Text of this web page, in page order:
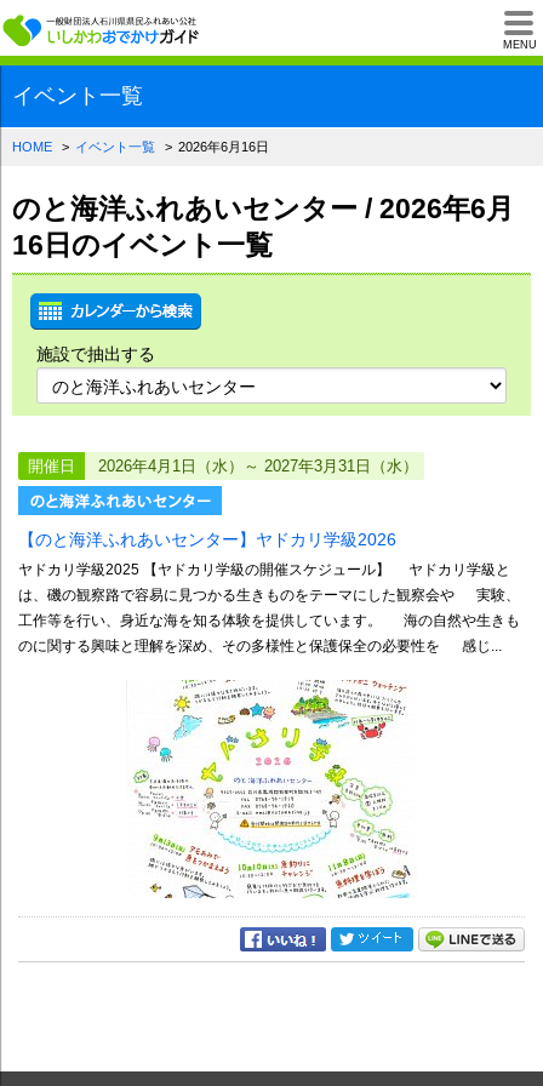
MENU
一般財団法人石川
イベント一覧
HOME イベント一覧 2026年6月16日
のと海洋ふれあいセンター / 2026年6月
16日のイベント一覧
施設で抽出する
開催日 2026年4月1日（水）～ 2027年3月31日（水）
【のと海洋ふれあいセンター】ヤドカリ学級2026
ヤドカリ学級2025 【ヤドカリ学級の開催スケジュール】 ヤドカリ学級と
は、磯の観察路で容易に見つかる生きものをテーマにした観察会や 実験、
工作等を行い、身近な海を知る体験を提供しています。 海の自然や生きも
のに関する興味と理解を深め、その多様性と保護保全の必要性を 感じ...